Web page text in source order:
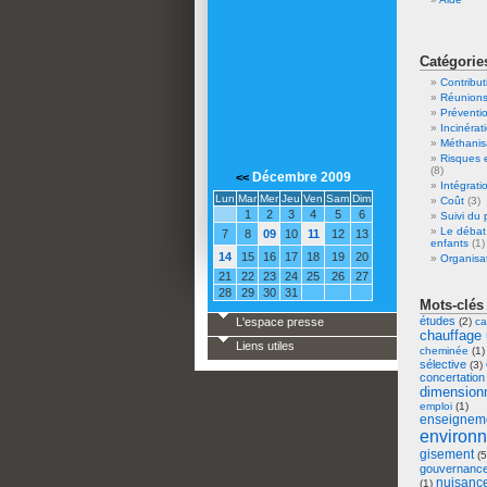
<<Décembre 2009
Lun Mar Mer Jeu Ven Sam Dim
1 2 3 4 5
6
7
8 09 10 11 12
13
14
15 16 17 18 19
20
21
22 23 24 25 26
27
28
29 30 31
L'espace presse
Liens utiles
Réunions
Risques
(8)
Coût (3)
Suivi du
Le
enfants (1)
Mots-clés
études (2)
chauffage
cheminée (1)
sélective (3)
concertation
emploi (1)
gisement
(1)